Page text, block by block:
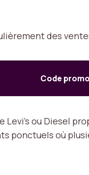
des
Code
Levi’s ou Diesel
ponctuels où